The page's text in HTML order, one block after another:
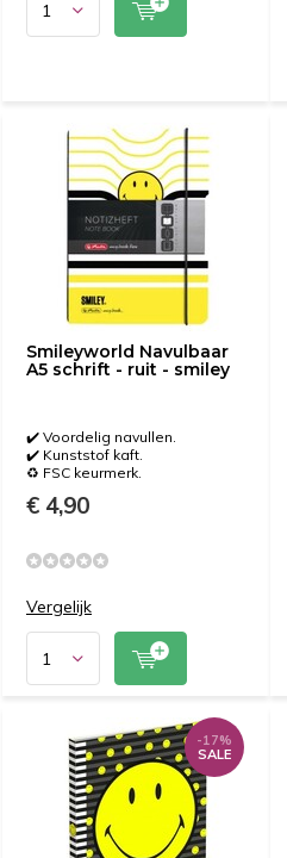
Smileyworld Navulbaar
A5 schrift - ruit - smiley
✔️ Voordelig navullen.
✔️ Kunststof kaft.
♻️ FSC keurmerk.
€ 4,90
Vergelijk
-17%
SALE